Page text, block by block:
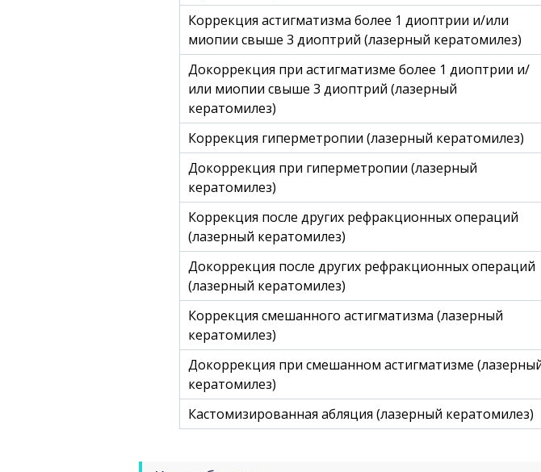
Коррекция астигматизма более 1 диоптрии и/или
миопии свыше 3 диоптрий (лазерный кератомилез)
Докоррекция при астигматизме более 1 диоптрии и/
или миопии свыше 3 диоптрий (лазерный
кератомилез)
Коррекция гиперметропии (лазерный кератомилез)
Докоррекция при гиперметропии (лазерный
кератомилез)
Коррекция после других рефракционных операций
(лазерный кератомилез)
Докоррекция после других рефракционных операций
(лазерный кератомилез)
Коррекция смешанного астигматизма (лазерный
кератомилез)
Докоррекция при смешанном астигматизме
кератомилез)
Кастомизированная абляция (лазерный кератомилез)